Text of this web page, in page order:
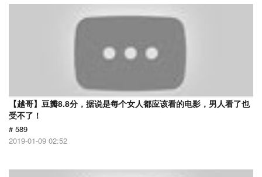
【越哥】豆瓣8.8分，据说是每个女人都应该看的电影，男人看了也
受不了！
# 589
2019-01-09 02:52